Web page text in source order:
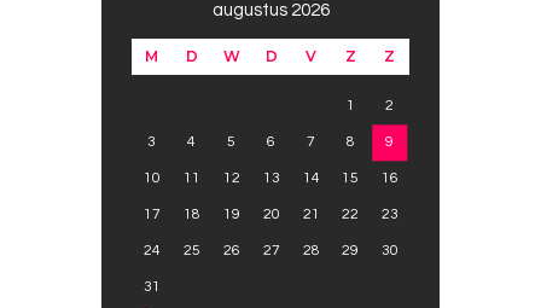
augustus 2026
M D W D V Z Z
1 2
3 4 5 6 7 8 9
10 11 12 13 14 15 16
17 18 19 20 21 22 23
24 25 26 27 28 29 30
31